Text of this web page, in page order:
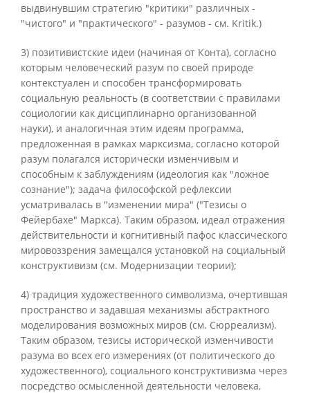
выдвинувшим стратегию "критики" различных -
"чистого" и "практического" - разумов - см. Kritik.)
3) позитивистские идеи (начиная от Конта), согласно
которым человеческий разум по своей природе
контекстуален и способен трансформировать
социальную реальность (в соответствии с правилами
социологии как дисциплинарно организованной
науки), и аналогичная этим идеям программа,
предложенная в рамках марксизма, согласно которой
разум полагался исторически изменчивым и
способным к заблуждениям (идеология как "ложное
сознание"); задача философской рефлексии
усматривалась в "изменении мира" ("Тезисы о
Фейербахе" Маркса). Таким образом, идеал отражения
действительности и когнитивный пафос классического
мировоззрения замещался установкой на социальный
конструктивизм (см. Модернизации теории);
4) традиция художественного символизма, очертившая
пространство и задавшая механизмы абстрактного
моделирования возможных миров (см. Сюрреализм).
Таким образом, тезисы исторической изменчивости
разума во всех его измерениях (от политического до
художественного), социального конструктивизма через
посредство осмысленной деятельности человека,